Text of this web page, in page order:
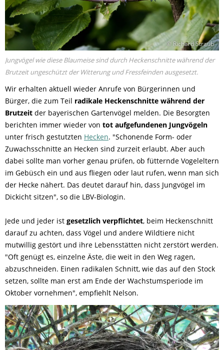
© Richard Straub
Jungvögel wie diese Blaumeise sind durch Heckenschnitte während der
Brutzeit ungeschützt der Witterung und Fressfeinden ausgesetzt.
Wir erhalten aktuell wieder Anrufe von Bürgerinnen und
Bürger, die zum Teil radikale Heckenschnitte während der
Brutzeit der bayerischen Gartenvögel melden. Die Besorgten
berichten immer wieder von tot aufgefundenen Jungvögeln
unter frisch gestutzten Hecken. "Schonende Form- oder
Zuwachsschnitte an Hecken sind zurzeit erlaubt. Aber auch
dabei sollte man vorher genau prüfen, ob fütternde Vogeleltern
im Gebüsch ein und aus fliegen oder laut rufen, wenn man sich
der Hecke nähert. Das deutet darauf hin, dass Jungvögel im
Dickicht sitzen", so die LBV-Biologin.
Jede und jeder ist gesetzlich verpflichtet, beim Heckenschnitt
darauf zu achten, dass Vögel und andere Wildtiere nicht
mutwillig gestört und ihre Lebensstätten nicht zerstört werden.
"Oft genügt es, einzelne Äste, die weit in den Weg ragen,
abzuschneiden. Einen radikalen Schnitt, wie das auf den Stock
setzen, sollte man erst am Ende der Wachstumsperiode im
Oktober vornehmen", empfiehlt Nelson.